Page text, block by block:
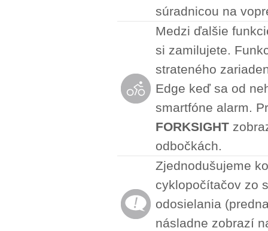
súradnicou na
Medzi ďalšie
si zamilujete.
strateného
Edge keď sa od
smartfóne alarm.
FORKSIGHT
odbočkách.
Zjednodušujeme
cyklopočítačov zo
odosielania
násladne zobrazí